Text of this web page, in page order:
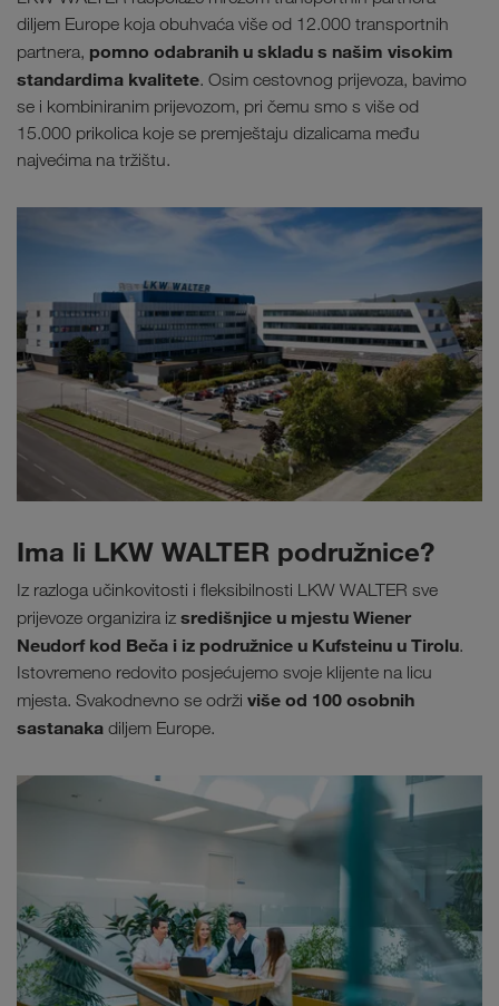
diljem Europe koja obuhvaća više od 12.000 transportnih
partnera, pomno odabranih u skladu s našim visokim
standardima kvalitete. Osim cestovnog prijevoza, bavimo
se i kombiniranim prijevozom, pri čemu smo s više od
15.000 prikolica koje se premještaju dizalicama među
najvećima na tržištu.
Ima li LKW WALTER podružnice?
Iz razloga učinkovitosti i fleksibilnosti LKW WALTER sve
prijevoze organizira iz središnjice u mjestu Wiener
Neudorf kod Beča i iz podružnice u Kufsteinu u Tirolu.
Istovremeno redovito posjećujemo svoje klijente na licu
mjesta. Svakodnevno se održi više od 100 osobnih
sastanaka diljem Europe.